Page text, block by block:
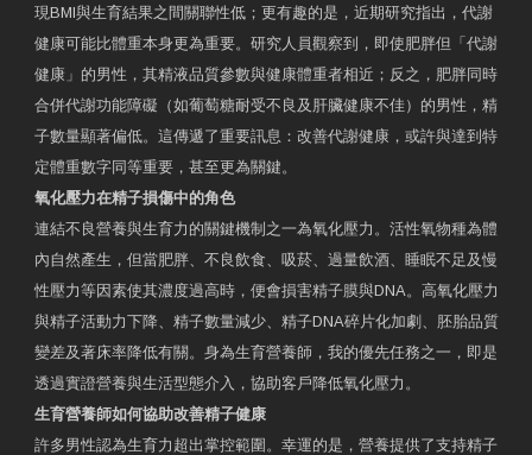
現BMI與生育結果之間關聯性低；更有趣的是，近期研究指出，代謝
健康可能比體重本身更為重要。研究人員觀察到，即使肥胖但「代謝
健康」的男性，其精液品質參數與健康體重者相近；反之，肥胖同時
合併代謝功能障礙（如葡萄糖耐受不良及肝臟健康不佳）的男性，精
子數量顯著偏低。這傳遞了重要訊息：改善代謝健康，或許與達到特
定體重數字同等重要，甚至更為關鍵。
氧化壓力在精子損傷中的角色
連結不良營養與生育力的關鍵機制之一為氧化壓力。活性氧物種為體
內自然產生，但當肥胖、不良飲食、吸菸、過量飲酒、睡眠不足及慢
性壓力等因素使其濃度過高時，便會損害精子膜與DNA。高氧化壓力
與精子活動力下降、精子數量減少、精子DNA碎片化加劇、胚胎品質
變差及著床率降低有關。身為生育營養師，我的優先任務之一，即是
透過實證營養與生活型態介入，協助客戶降低氧化壓力。
生育營養師如何協助改善精子健康
許多男性認為生育力超出掌控範圍。幸運的是，營養提供了支持精子